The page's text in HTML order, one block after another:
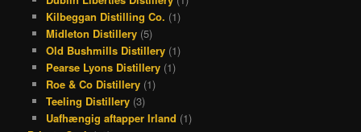
Kilbeggan Distilling Co. (1)
Midleton Distillery(5)
Old Bushmills Distillery(1)
Pearse Lyons Distillery(1)
Roe & Co Distillery(1)
Teeling Distillery(3)
Uafhængig aftapper Irland (1)